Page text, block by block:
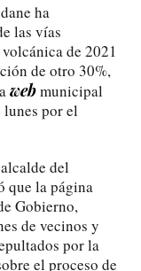
ha
las vías
de 2021
de otro 30%,
webmunicipal
por el
del
que la página
Gobierno,
de vecinos y
por la
el proceso de